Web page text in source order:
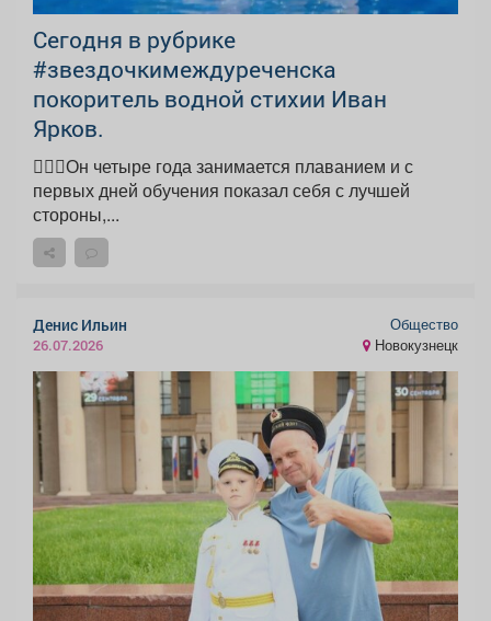
Сегодня в рубрике
#звездочкимеждуреченска
покоритель водной стихии Иван
Ярков.
🏊🏻‍♂️Он четыре года занимается плаванием и с
первых дней обучения показал себя с лучшей
стороны,...
Денис Ильин
26.07.2026
Общество
Новокузнецк